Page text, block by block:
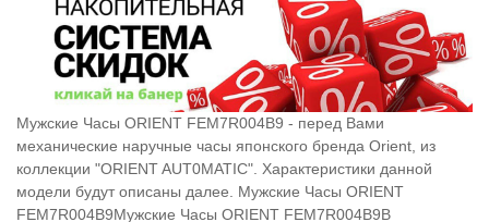
Мужские Часы ORIENT FEM7R004B9 - перед Вами
механические наручные часы японского бренда Orient, из
коллекции "ORIENT AUT0MATIC". Характеристики данной
модели будут описаны далее. Мужские Часы ORIENT
FEM7R004B9Мужские Часы ORIENT FEM7R004B9В